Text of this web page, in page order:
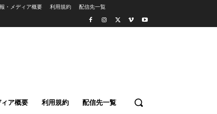
・メディア概要 利用規約 配信先一覧
ア概要 利用規約 配信先一覧